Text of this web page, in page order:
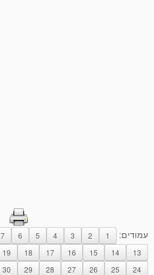
עמודים: 1
2
3
4
5
6
7
13
14
15
16
17
18
19
24
25
26
27
28
29
30